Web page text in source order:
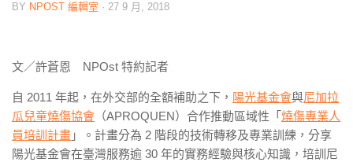
BY NPOST 編輯室 · 27 9 月, 2018
文／許蒼恩 NPOst 特約記者
自 2011 年起，在外交部的全額補助之下， 陽光基金會與尼加拉
瓜兒童燒傷協會 （APROQUEN）合作推動區域性「 燒傷專業人
員培訓計畫 」。計畫分為 2 階段的技術轉移及專業訓練，分享
陽光基金會在臺灣服務逾 30 年的實務經驗與核心知識，培訓尼